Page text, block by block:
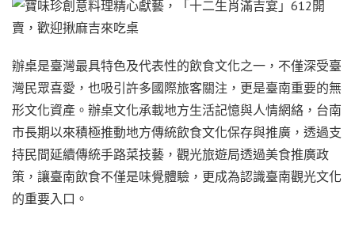
辦桌是臺灣最具特色及代表性的飲食文化之一，不僅深受臺
灣民眾喜愛，也吸引許多國際旅客關注，更是臺南重要的無
形文化資產。辦桌文化承載地方生活記憶與人情網絡，台南
市長期以來積極推動地方傳統飲食文化保存與推廣，透過支
持民間延續傳統手路菜技藝，觀光旅遊局透過美食推廣政
策，讓臺南飲食不僅是味覺體驗，更成為認識臺南觀光文化
的重要入口。